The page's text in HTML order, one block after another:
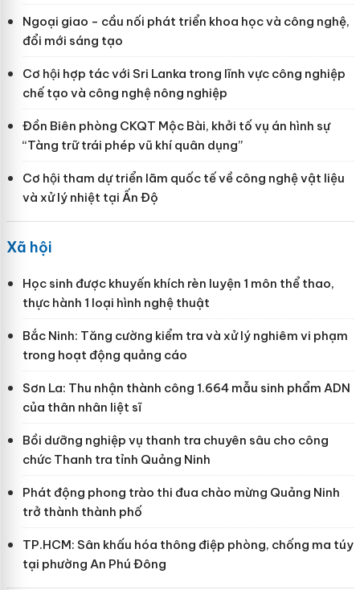
Ngoại giao - cầu nối phát triển khoa học và công nghệ,
đổi mới sáng tạo
Cơ hội hợp tác với Sri Lanka trong lĩnh vực công nghiệp
chế tạo và công nghệ nông nghiệp
Đồn Biên phòng CKQT Mộc Bài, khởi tố vụ án hình sự
“Tàng trữ trái phép vũ khí quân dụng”
Cơ hội tham dự triển lãm quốc tế về công nghệ vật liệu
và xử lý nhiệt tại Ấn Độ
Xã hội
Học sinh được khuyến khích rèn luyện 1 môn thể thao,
thực hành 1 loại hình nghệ thuật
Bắc Ninh: Tăng cường kiểm tra và xử lý nghiêm vi phạm
trong hoạt động quảng cáo
Sơn La: Thu nhận thành công 1.664 mẫu sinh phẩm ADN
của thân nhân liệt sĩ
Bồi dưỡng nghiệp vụ thanh tra chuyên sâu cho công
chức Thanh tra tỉnh Quảng Ninh
Phát động phong trào thi đua chào mừng Quảng Ninh
trở thành thành phố
TP.HCM: Sân khấu hóa thông điệp phòng, chống ma túy
tại phường An Phú Đông